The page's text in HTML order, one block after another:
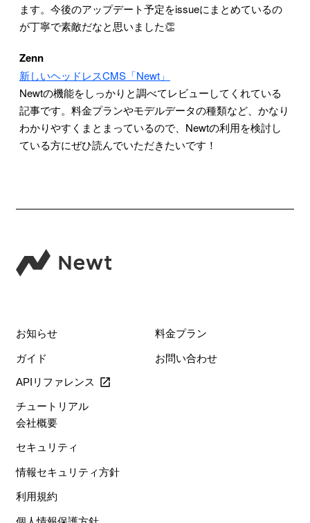
ます。今後のアップデート予定をissueにまとめているの
が丁寧で素敵だなと思いました👏
Zenn
新しいヘッドレスCMS「Newt」
Newtの機能をしっかりと調べてレビューしてくれている
記事です。料金プランやモデルデータの種類など、かなり
わかりやすくまとまっているので、Newtの利用を検討し
ている方にぜひ読んでいただきたいです！
お知らせ
ガイド
APIリファレンス
チュートリアル
料金プラン
お問い合わせ
会社概要
セキュリティ
情報セキュリティ方針
利用規約